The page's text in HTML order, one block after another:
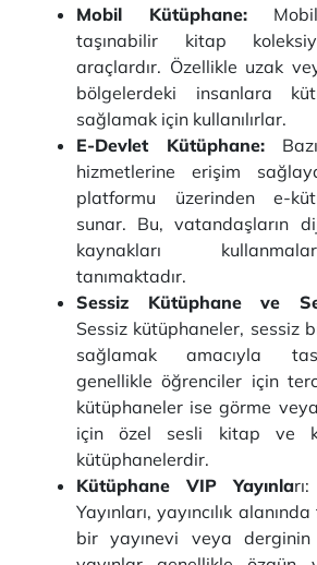
Mobil Kütüphane: Mobil
taşınabilir kitap
araçlardır. Özellikle uzak
bölgelerdeki insanlara
sağlamak için kullanılırlar.
E-Devlet Kütüphane:
hizmetlerine erişim
platformu üzerinden e-
sunar. Bu, vatandaşların
kaynakları
tanımaktadır.
Sessiz Kütüphane ve
Sessiz kütüphaneler, sessiz
sağlamak amacıyla
genellikle öğrenciler için
kütüphaneler ise görme
için özel sesli kitap ve
kütüphanelerdir.
Kütüphane VIP Yayınla
Yayınları, yayıncılık
bir yayınevi veya